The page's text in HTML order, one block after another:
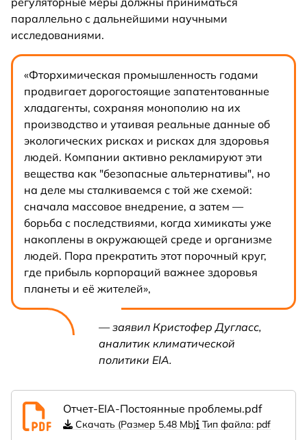
параллельно с дальнейшими научными
исследованиями.
«Фторхимическая промышленность годами
продвигает дорогостоящие запатентованные
хладагенты, сохраняя монополию на их
производство и утаивая реальные данные об
экологических рисках и рисках для здоровья
людей. Компании активно рекламируют эти
вещества как "безопасные альтернативы", но
на деле мы сталкиваемся с той же схемой:
сначала массовое внедрение, а затем —
борьба с последствиями, когда химикаты уже
накоплены в окружающей среде и организме
людей. Пора прекратить этот порочный круг,
где прибыль корпораций важнее здоровья
планеты и её жителей»,
— заявил Кристофер Дугласс,
аналитик климатической
политики EIA.
Отчет-EIA-Постоянные проблемы.pdf
Скачать (Размер 5.48 Mb) Тип файла: pdf